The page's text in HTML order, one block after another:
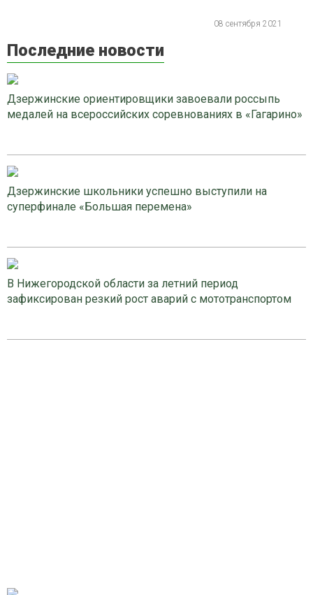
08 сентября 2021
Последние новости
Дзержинские ориентировщики завоевали россыпь
медалей на всероссийских соревнованиях в «Гагарино»
Дзержинские школьники успешно выступили на
суперфинале «Большая перемена»
В Нижегородской области за летний период
зафиксирован резкий рост аварий с мототранспортом